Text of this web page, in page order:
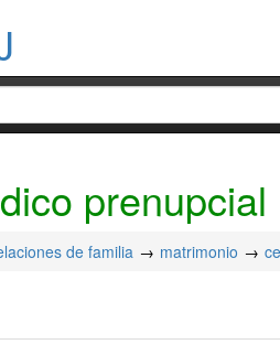
prenupcial
de familia matrimonio